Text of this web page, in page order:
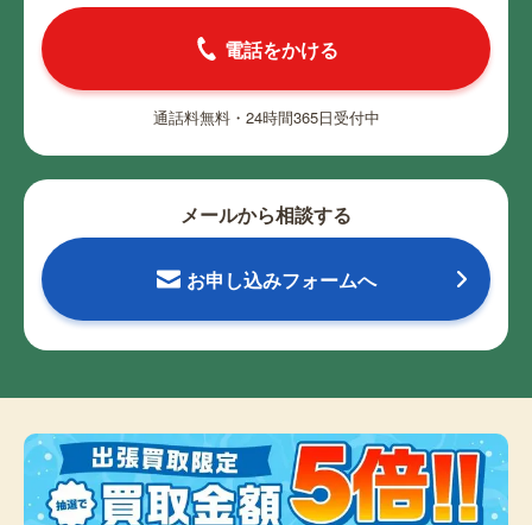
電話をかける
通話料無料・24時間365日受付中
メールから相談する
お申し込みフォームへ